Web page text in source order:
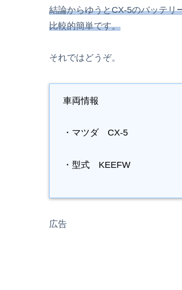
結論からゆうとCX-5のバッテリ
比較的簡単です。
それではどうぞ。
車両情報
・マツダ CX-5
・型式 KEEFW
広告